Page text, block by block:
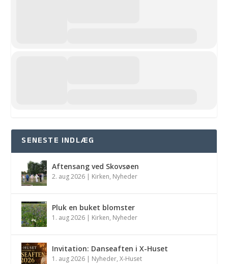
SENESTE INDLÆG
Aftensang ved Skovsøen
2. aug 2026 | Kirken, Nyheder
Pluk en buket blomster
1. aug 2026 | Kirken, Nyheder
Invitation: Danseaften i X-Huset
1. aug 2026 | Nyheder,X-Huset